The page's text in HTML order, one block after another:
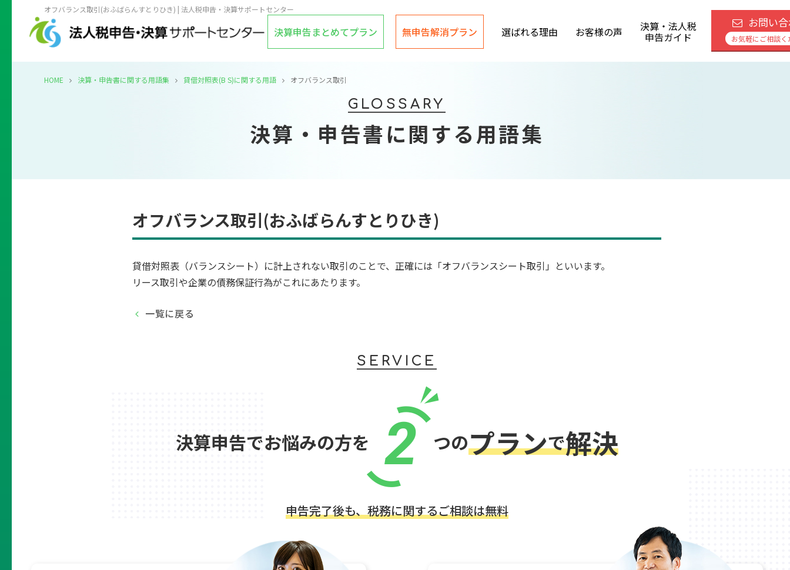
決算申告まとめてプラン 無申告解消プラン 選ばれる理由 お客様の声 決算・法人税
申告ガイド
お問い
お気軽にご相談く
HOME 決算・申告書に関する用語集 貸借対照表(B S)に関する用語 オフバランス取引
オフバランス取引(おふばらんすとりひき) | 法人税申告・決算サポートセンター
GLOSSARY
決算・申告書に関する用語集
オフバランス取引(おふばらんすとりひき)
貸借対照表（バランスシート）に計上されない取引のことで、正確には「オフバランスシート取引」といいます。
リース取引や企業の債務保証行為がこれにあたります。
一覧に戻る
SERVICE
決算申告でお悩みの方を 2 つのプランで解決
申告完了後も、税務に関するご相談は無料